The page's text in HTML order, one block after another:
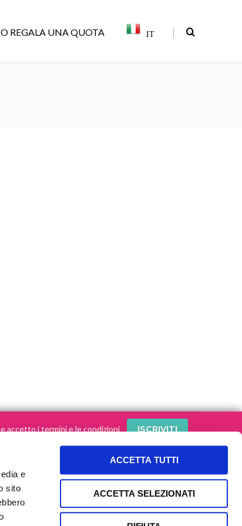
e
sito
ACCETTA TUTTI
ACCETTA SELEZIONATI
REGALA UNA QUOTA IT |
accetto i termini e le condizioni
le nostre storie sui social!